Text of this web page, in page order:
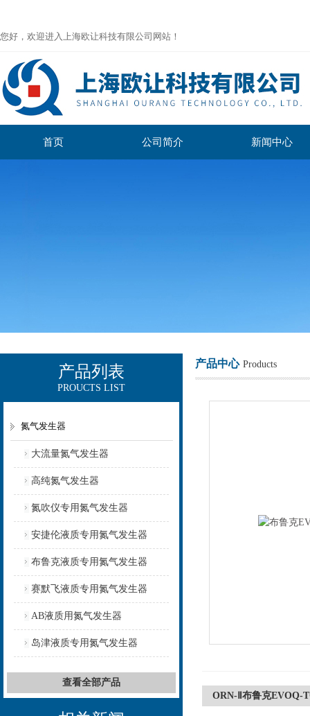
您好，欢迎进入上海欧让科技有限公司网站！
首页 公司简介 新闻中心
产品列表
PROUCTS LIST
氮气发生器
大流量氮气发生器
高纯氮气发生器
氮吹仪专用氮气发生器
安捷伦液质专用氮气发生器
布鲁克液质专用氮气发生器
赛默飞液质专用氮气发生器
AB液质用氮气发生器
岛津液质专用氮气发生器
查看全部产品
产品中心 Products
ORN-Ⅱ布鲁克EVOQ-